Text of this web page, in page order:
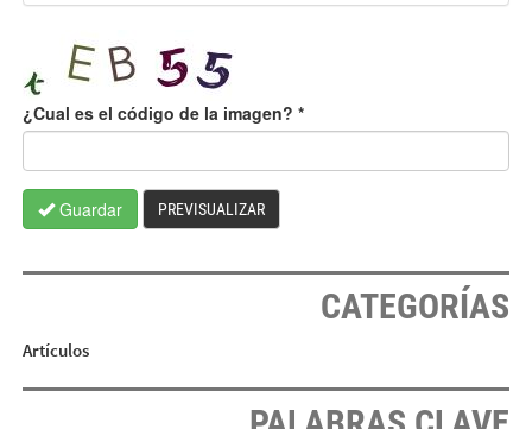
¿Cual es el código de la imagen? *
Guardar PREVISUALIZAR
CATEGORÍAS
Artículos